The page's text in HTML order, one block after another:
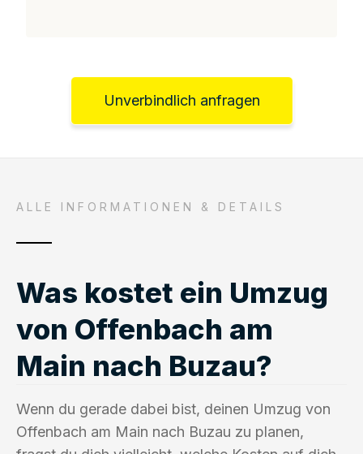
Unverbindlich anfragen
ALLE INFORMATIONEN & DETAILS
Was kostet ein Umzug
von Offenbach am
Main nach Buzau?
Wenn du gerade dabei bist, deinen Umzug von
Offenbach am Main nach Buzau zu planen,